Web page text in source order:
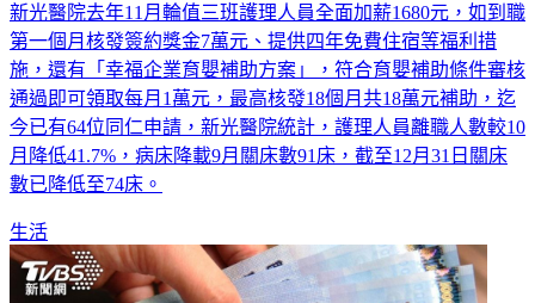
新光醫院去年11月輪值三班護理人員全面加薪1680元，如到職
第一個月核發簽約獎金7萬元、提供四年免費住宿等福利措
施，還有「幸福企業育嬰補助方案」，符合育嬰補助條件審核
通過即可領取每月1萬元，最高核發18個月共18萬元補助，迄
今已有64位同仁申請，新光醫院統計，護理人員離職人數較10
月降低41.7%，病床降載9月關床數91床，截至12月31日關床
數已降低至74床。
生活